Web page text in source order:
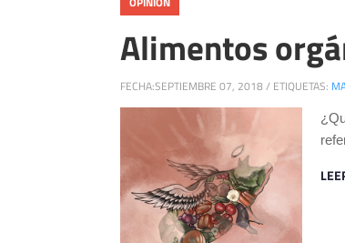
Alimentos
FECHA:SEPTIEMBRE 07, 2018/ ETIQUETAS: